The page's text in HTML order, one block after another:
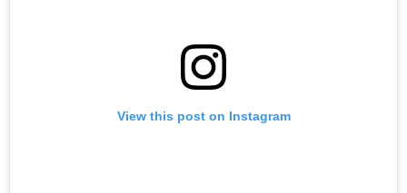
View this post on Instagram